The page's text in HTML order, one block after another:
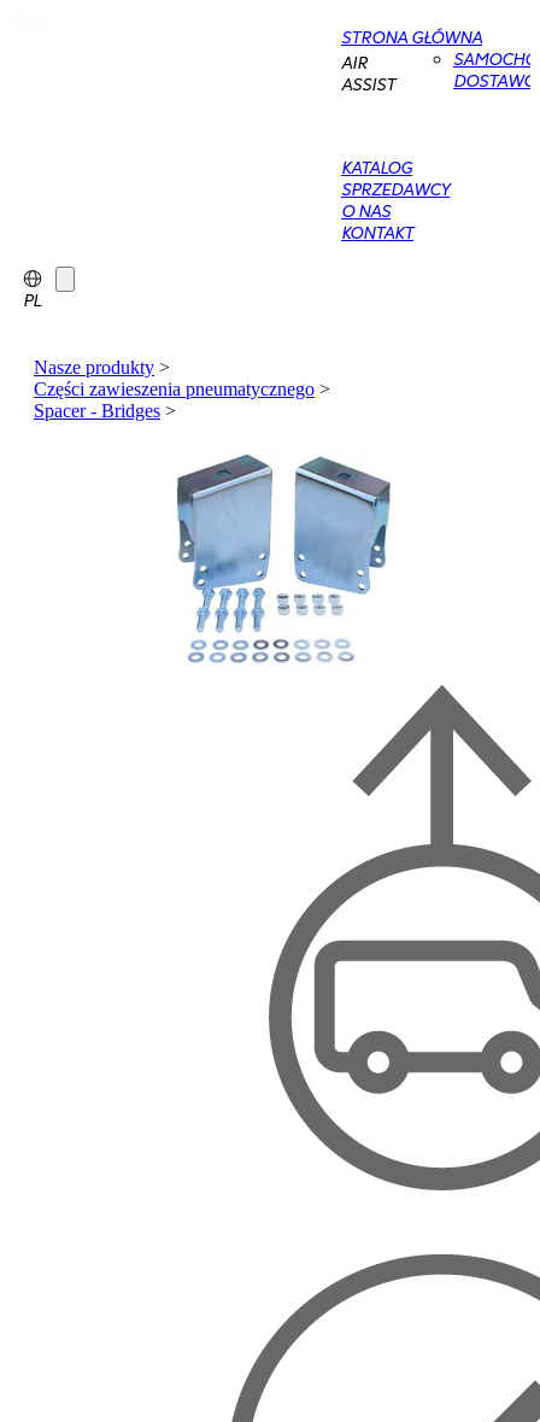
STRONA GŁÓWNA
AIR
ASSIST
KATALOG
SPRZEDAWCY
O NAS
KONTAKT
PL
Nasze produkty >
Części zawieszenia pneumatycznego >
Spacer - Bridges >